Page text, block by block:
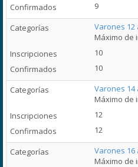
9
Varones 12
Máximo de
10
10
Varones 14
Máximo de
12
12
Varones 16
Máximo de